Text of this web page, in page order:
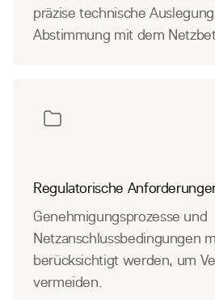
präzise technische
Abstimmung mit dem
Regulatorische
Genehmigungsprozesse und
Netzanschlussbedingungen
berücksichtigt werden, um
vermeiden.